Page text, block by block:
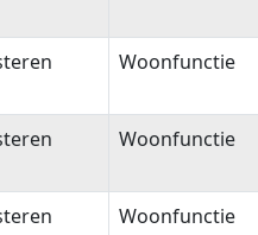
Woonfunctie
Woonfunctie
Woonfunctie